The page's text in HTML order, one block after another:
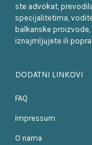
ste advokat,
specijalitetima,
balkanske
iznajmljujete ili
DODATNI LINKOVI
FAQ
Impressum
O nama